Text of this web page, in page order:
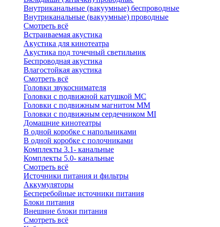
Внутриканальные (вакуумные) беспроводные
Внутриканальные (вакуумные) проводные
Смотреть всё
Встраиваемая акустика
Акустика для кинотеатра
Акустика под точечный светильник
Беспроводная акустика
Влагостойкая акустика
Смотреть всё
Головки звукоснимателя
Головки с подвижной катушкой MC
Головки с подвижным магнитом ММ
Головки с подвижным сердечником MI
Домашние кинотеатры
В одной коробке с напольниками
В одной коробке с полочниками
Комплекты 3.1- канальные
Комплекты 5.0- канальные
Смотреть всё
Источники питания и фильтры
Аккумуляторы
Бесперебойные источники питания
Блоки питания
Внешние блоки питания
Смотреть всё